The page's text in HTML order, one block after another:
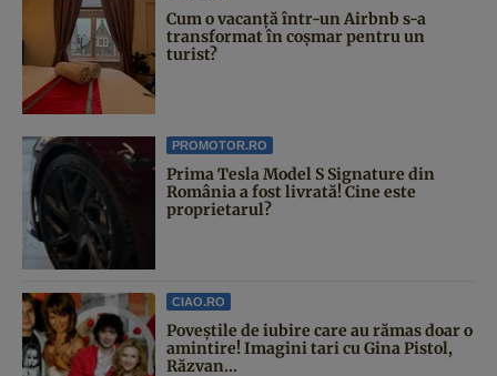
Cum o vacanță într-un Airbnb s-a
transformat în coșmar pentru un
turist?
PROMOTOR.RO
Prima Tesla Model S Signature din
România a fost livrată! Cine este
proprietarul?
CIAO.RO
Poveştile de iubire care au rămas doar o
amintire! Imagini tari cu Gina Pistol,
Răzvan...